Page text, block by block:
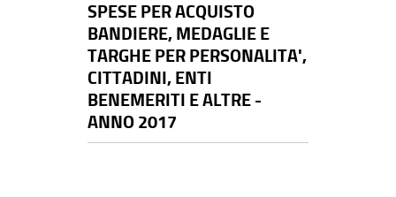
SPESE PER ACQUISTO
BANDIERE, MEDAGLIE E
TARGHE PER PERSONALITA',
CITTADINI, ENTI
BENEMERITI E ALTRE -
ANNO 2017